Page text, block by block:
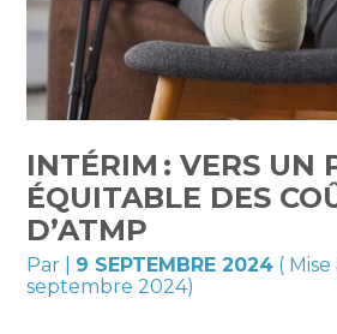
INTÉRIM : VERS UN
ÉQUITABLE DES
D’ATMP
Par 9 SEPTEMBRE 2024 (
septembre 2024)